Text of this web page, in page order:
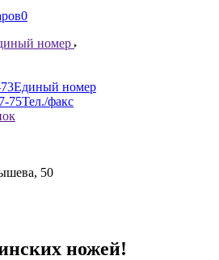
0
номер
Единый номер
75Тел./факс
50
ножей!